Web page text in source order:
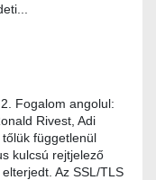
Fogalom angolul:
Rivest, Adi
függetlenül
kulcsú rejtjelező
Az SSL/TLS